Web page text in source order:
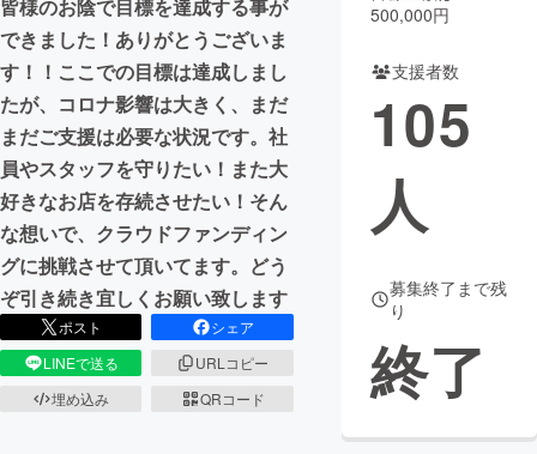
CAMPFIREふるさと納税machi-ya コミュニティ
皆様のお陰で目標を達成する事が
できました！ありがとうございま
す！！ここでの目標は達成しまし
たが、コロナ影響は大きく、まだ
まだご支援は必要な状況です。社
員やスタッフを守りたい！また大
好きなお店を存続させたい！そん
な想いで、クラウドファンディン
グに挑戦させて頂いてます。どう
ぞ引き続き宜しくお願い致します
ポスト
シェア
LINEで送る
URLコピー
埋め込み
QRコード
500,000円
支援者数
105
人
募集終了まで残
り
終了